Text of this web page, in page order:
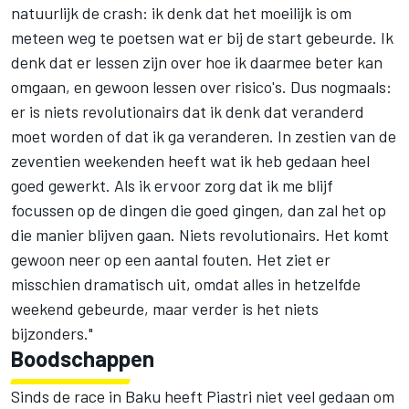
natuurlijk de crash: ik denk dat het moeilijk is om
meteen weg te poetsen wat er bij de start gebeurde. Ik
denk dat er lessen zijn over hoe ik daarmee beter kan
omgaan, en gewoon lessen over risico's. Dus nogmaals:
er is niets revolutionairs dat ik denk dat veranderd
moet worden of dat ik ga veranderen. In zestien van de
zeventien weekenden heeft wat ik heb gedaan heel
goed gewerkt. Als ik ervoor zorg dat ik me blijf
focussen op de dingen die goed gingen, dan zal het op
die manier blijven gaan. Niets revolutionairs. Het komt
gewoon neer op een aantal fouten. Het ziet er
misschien dramatisch uit, omdat alles in hetzelfde
weekend gebeurde, maar verder is het niets
bijzonders."
Boodschappen
Sinds de race in Baku heeft Piastri niet veel gedaan om